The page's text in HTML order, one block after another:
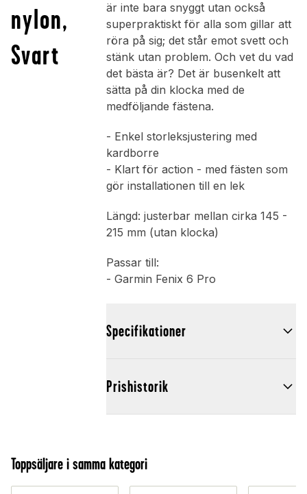
nylon,
Svart
är inte bara snyggt utan också
superpraktiskt för alla som gillar att
röra på sig; det står emot svett och
stänk utan problem. Och vet du vad
det bästa är? Det är busenkelt att
sätta på din klocka med de
medföljande fästena.
- Enkel storleksjustering med
kardborre
- Klart för action - med fästen som
gör installationen till en lek
Längd: justerbar mellan cirka 145 -
215 mm (utan klocka)
Passar till:
- Garmin Fenix 6 Pro
Specifikationer
Prishistorik
Toppsäljare i samma kategori